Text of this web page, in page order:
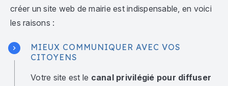
créer un site web de mairie est indispensable, en voici
les raisons :
MIEUX COMMUNIQUER AVEC VOS
CITOYENS
Votre site est le canal privilégié pour diffuser